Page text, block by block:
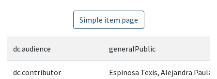
Simple item page
dc.audience generalPublic
dc.contributor Espinosa Texis, Alejandra Paula